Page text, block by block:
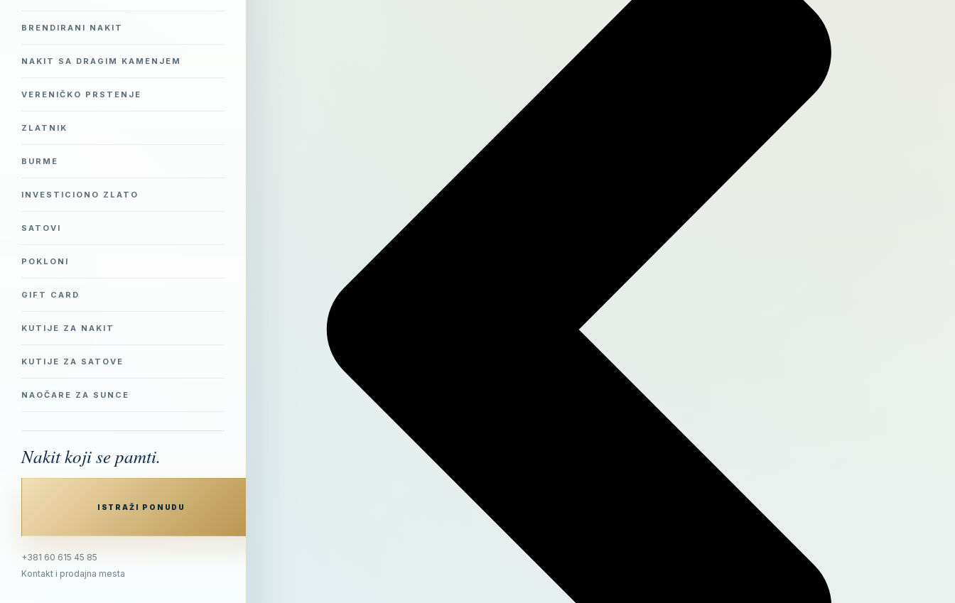
BRENDIRANI NAKIT
NAKIT SA DRAGIM KAMENJEM
VERENIČKO PRSTENJE
ZLATNIK
BURME
INVESTICIONO ZLATO
SATOVI
POKLONI
GIFT CARD
KUTIJE ZA NAKIT
KUTIJE ZA SATOVE
NAOČARE ZA SUNCE
Nakit koji se pamti.
ISTRAŽI PONUDU
+381 60 615 45 85
Kontakt i prodajna mesta